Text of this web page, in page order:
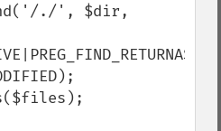
./', $dir,